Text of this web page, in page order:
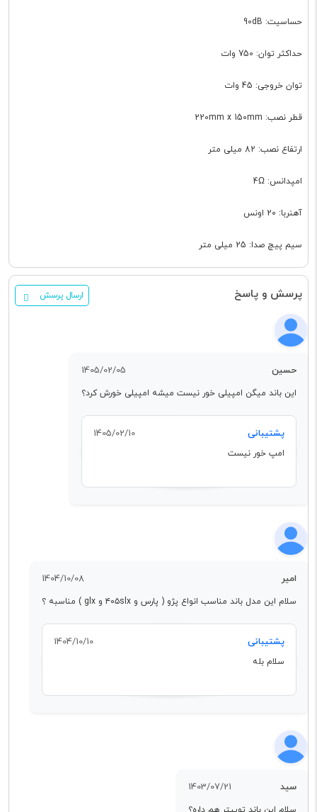
حساسیت: 90dB
حداکثر توان: 750 وات
توان خروجی: 45 وات
قطر نصب: 220mm x 150mm
ارتفاع نصب: 82 میلی متر
امپدانس: 4Ω
آهنربا: 20 اونس
سیم پیچ صدا: 25 میلی متر
پرسش و پاسخ ارسال پرسش
حسین 1405/02/05
این باند میگن امپیلی خور نیست میشه امپیلی خورش کرد؟
پشتیبانی 1405/02/10
امپ خور نیست
امیر 1404/10/08
سلام این مدل باند مناسب انواع پژو ( پارس و ۴۰۵slx و glx ) مناسبه ؟
پشتیبانی 1404/10/10
سلام بله
سید 1403/07/21